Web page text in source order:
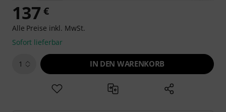
137 €
Alle Preise inkl. MwSt.
Sofort lieferbar
1 IN DEN WARENKORB